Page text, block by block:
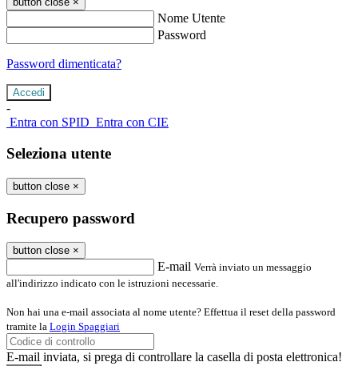
Nome Utente
Password
Password dimenticata?
-
Entra con SPID Entra con CIE
Seleziona utente
button close ×
Recupero password
button close ×
E-mail Verrà inviato un messaggio
all'indirizzo indicato con le istruzioni necessarie.
Non hai una e-mail associata al nome utente? Effettua il reset della password
tramite la Login Spaggiari
E-mail inviata, si prega di controllare la casella di posta elettronica!